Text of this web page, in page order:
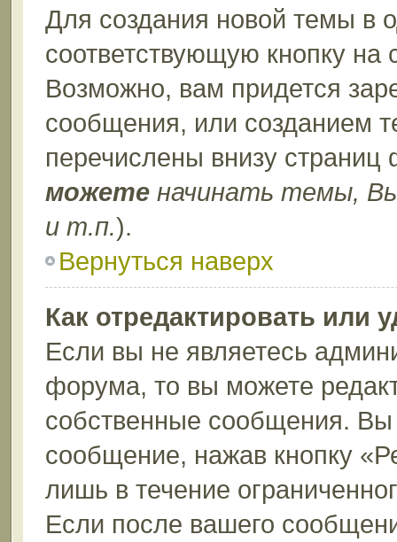
Для создания новой темы в
соответствующую кнопку
Возможно, вам придется
сообщения, или созданием
перечислены внизу
можетеначинать темы,
и т.п.).
Вернуться наверх
Как отредактировать или
Если вы не являетесь
форума, то вы можете
собственные сообщения. Вы
сообщение, нажав кнопку
лишь в течение
Если после вашего